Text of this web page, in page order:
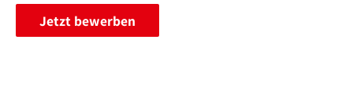
Jetzt bewerben